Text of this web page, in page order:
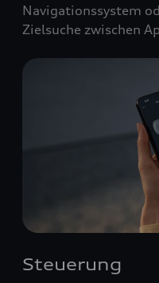
Navigationssystem
Zielsuche zwischen
Steuerung